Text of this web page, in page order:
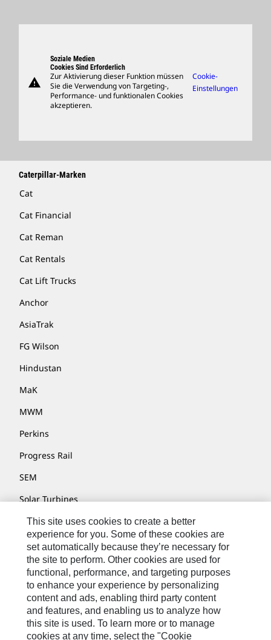
Support
Merchandise
Händler Suchen
warning
Soziale Medien
Cookies Sind Erforderlich
Zur Aktivierung dieser Funktion müssen
Sie die Verwendung von Targeting-,
Performance- und funktionalen Cookies
akzeptieren.
Cookie-
Einstellungen
Caterpillar-Marken
Cat
Cat Financial
Cat Reman
Cat Rentals
Cat Lift Trucks
Anchor
AsiaTrak
FG Wilson
Hindustan
MaK
MWM
Perkins
Progress Rail
SEM
Solar Turbines
SPM Oil & Gas
Turner Powertrain Systems
Kontakt/Imprint
Sitemap
Cookie Settings
This site uses cookies to create a better
experience for you. Some of these cookies are
set automatically because they’re necessary for
the site to perform. Other cookies are used for
functional, performance, and targeting purposes
to enhance your experience by personalizing
content and ads, enabling third party content
and features, and enabling us to analyze how
this site is used. To learn more or to manage
cookies at any time, select the "Cookie